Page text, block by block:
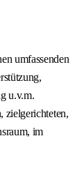
umfassenden
u.v.m.
zielgerichteten,
im